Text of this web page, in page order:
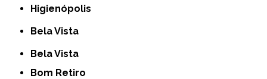
Higienópolis
Bela Vista
Bela Vista
Bom Retiro